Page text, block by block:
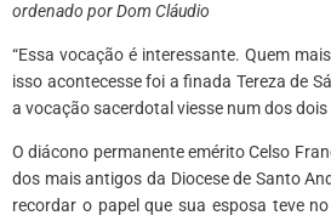
ordenado por Dom Cláudio
“Essa vocação é interessante. Quem
isso acontecesse foi a finada Tereza de
a vocação sacerdotal viesse num dos dois
O diácono permanente emérito Celso
dos mais antigos da Diocese de Santo
recordar o papel que sua esposa teve